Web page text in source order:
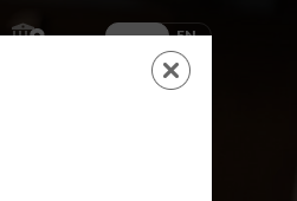
ES EN
LOGIN